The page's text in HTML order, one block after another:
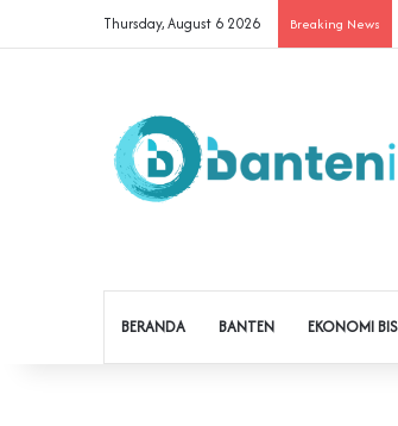
Thursday, August 6 2026 Breaking News
BERANDA BANTEN EKONOMI